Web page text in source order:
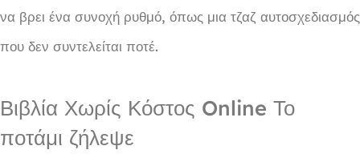
να βρει ένα συνοχή ρυθμό, όπως μια τζαζ αυτοσχεδιασμός
που δεν συντελείται ποτέ.
Βιβλία Χωρίς Κόστος Online Το
ποτάμι ζήλεψε